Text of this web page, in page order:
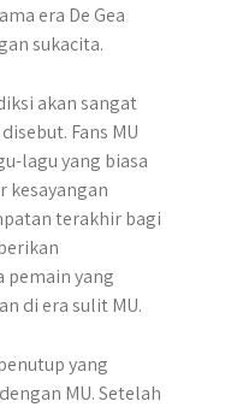
era De Gea
sukacita.
akan sangat
Fans MU
lagu yang biasa
kesayangan
terakhir bagi
yang
di era sulit MU.
yang
MU. Setelah